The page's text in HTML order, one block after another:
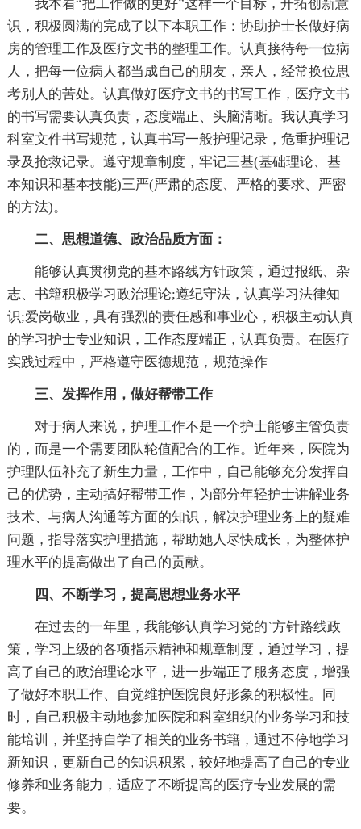
我本着“把工作做的更好”这样一个目标，开拓创新意
识，积极圆满的完成了以下本职工作：协助护士长做好病
房的管理工作及医疗文书的整理工作。认真接待每一位病
人，把每一位病人都当成自己的朋友，亲人，经常换位思
考别人的苦处。认真做好医疗文书的书写工作，医疗文书
的书写需要认真负责，态度端正、头脑清晰。我认真学习
科室文件书写规范，认真书写一般护理记录，危重护理记
录及抢救记录。遵守规章制度，牢记三基(基础理论、基
本知识和基本技能)三严(严肃的态度、严格的要求、严密
的方法)。
二、思想道德、政治品质方面：
能够认真贯彻党的基本路线方针政策，通过报纸、杂
志、书籍积极学习政治理论;遵纪守法，认真学习法律知
识;爱岗敬业，具有强烈的责任感和事业心，积极主动认真
的学习护士专业知识，工作态度端正，认真负责。在医疗
实践过程中，严格遵守医德规范，规范操作
三、发挥作用，做好帮带工作
对于病人来说，护理工作不是一个护士能够主管负责
的，而是一个需要团队轮值配合的工作。近年来，医院为
护理队伍补充了新生力量，工作中，自己能够充分发挥自
己的优势，主动搞好帮带工作，为部分年轻护士讲解业务
技术、与病人沟通等方面的知识，解决护理业务上的疑难
问题，指导落实护理措施，帮助她人尽快成长，为整体护
理水平的提高做出了自己的贡献。
四、不断学习，提高思想业务水平
在过去的一年里，我能够认真学习党的`方针路线政
策，学习上级的各项指示精神和规章制度，通过学习，提
高了自己的政治理论水平，进一步端正了服务态度，增强
了做好本职工作、自觉维护医院良好形象的积极性。同
时，自己积极主动地参加医院和科室组织的业务学习和技
能培训，并坚持自学了相关的业务书籍，通过不停地学习
新知识，更新自己的知识积累，较好地提高了自己的专业
修养和业务能力，适应了不断提高的医疗专业发展的需
要。